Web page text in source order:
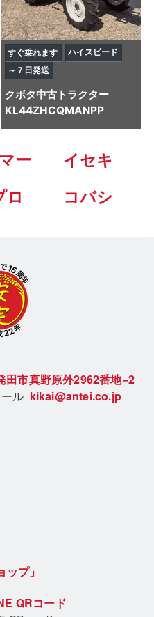
すぐ乗れます
ハイスピード
～７日発送
クボタ中古トラクター
KL44ZHCQMANPP
ー
イセキ
ロ コバシ
田市真野原外2962番地−2
ール kikai@antei.co.jp
プ」